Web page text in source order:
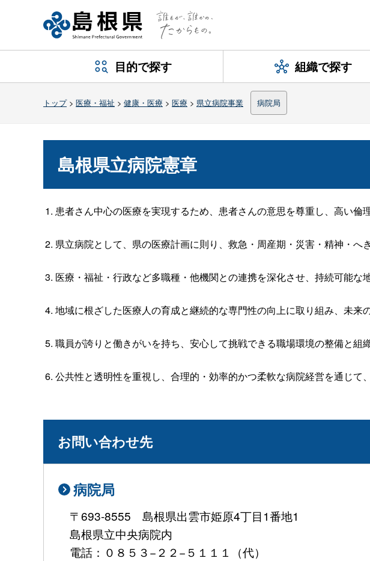
目的で探す 組織で探す
トップ> 医療・福祉 > 健康・医療 > 医療 > 県立病院事業 病院局
島根県立病院憲章
患者さん中心の医療を実現するため、患者さんの意思を尊重し、高い倫
県立病院として、県の医療計画に則り、救急・周産期・災害・精神・へ
医療・福祉・行政など多職種・他機関との連携を深化させ、持続可能な
地域に根ざした医療人の育成と継続的な専門性の向上に取り組み、未来
職員が誇りと働きがいを持ち、安心して挑戦できる職場環境の整備と組
公共性と透明性を重視し、合理的・効率的かつ柔軟な病院経営を通じて
お問い合わせ先
病院局
〒693-8555 島根県出雲市姫原4丁目1番地1
島根県立中央病院内
電話：０８５３−２２−５１１１（代）